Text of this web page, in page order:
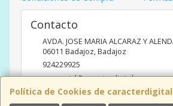
Política de Cookies de
Contacto
AVDA. JOSE MARIA ALCARAZ Y
06011 Badajoz,Badajoz
924229925
comercial@caracterdigital.com